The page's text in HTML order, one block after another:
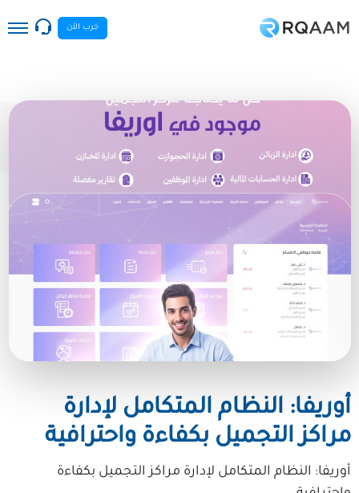
جرب الأن
أوريفا: النظام المتكامل لإدارة
مراكز التجميل بكفاءة واحترافية
أوريفا: النظام المتكامل لإدارة مراكز التجميل بكفاءة